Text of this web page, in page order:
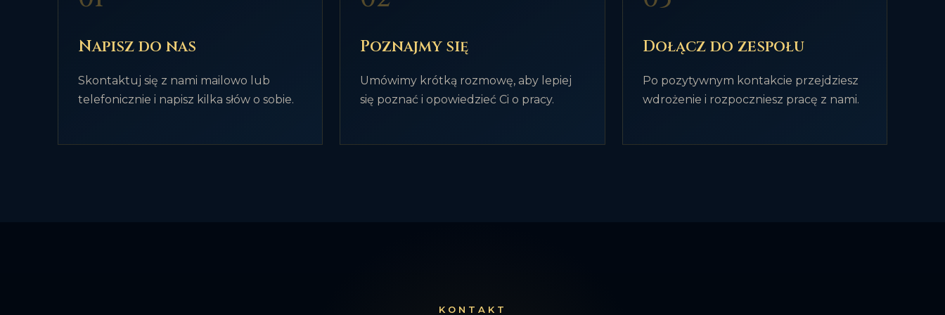
Napisz do nas
Skontaktuj się z nami mailowo lub
telefonicznie i napisz kilka słów o sobie.
Poznajmy się
Umówimy krótką rozmowę, aby lepiej
się poznać i opowiedzieć Ci o pracy.
Dołącz do zespołu
Po pozytywnym kontakcie przejdziesz
wdrożenie i rozpoczniesz pracę z nami.
KONTAKT